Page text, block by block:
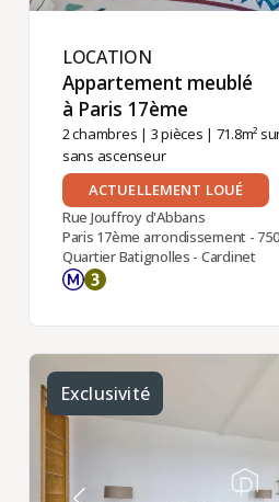
LOCATION ​
Appartement meublé
à Paris 17ème ​
2 chambres | 3 pièces | 71.8m²
sans ascenseur
ACTUELLEMENT LOUÉ
Rue Jouffroy d'Abbans
Paris 17ème arrondissement -
Quartier Batignolles - Cardinet
Exclusivité